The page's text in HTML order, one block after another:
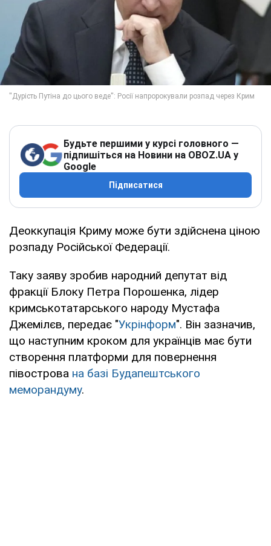
Будьте першими у курсі головного —
підпишіться на Новини на OBOZ.UA у
Google
Підписатися
Деоккупація Криму може бути здійснена ціною
розпаду Російської Федерації.
Таку заяву зробив народний депутат від
фракції Блоку Петра Порошенка, лідер
кримськотатарського народу Мустафа
Джемілєв, передає "Укрінформ". Він зазначив,
що наступним кроком для українців має бути
створення платформи для повернення
півострова на базі Будапештського
меморандуму.